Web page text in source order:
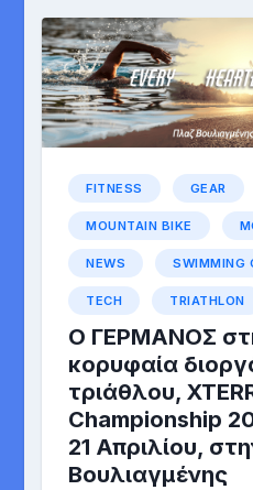
FITNESS GEAR
MOUNTAIN BIKE
NEWS SWIMMING
TECH TRIATHLON
O ΓΕΡΜΑΝΟΣ
κορυφαία
τριάθλου,
Championship
21 Απριλίου,
Βουλιαγμένης